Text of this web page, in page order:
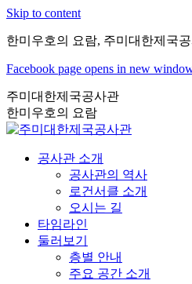
Skip to content
한미우호의 요람, 주미대한제국
Facebook page opens in new
주미대한제국공사관
한미우호의 요람
공사관 소개
공사관의 역사
로건서클 소개
오시는 길
타임라인
둘러보기
층별 안내
주요 공간 소개